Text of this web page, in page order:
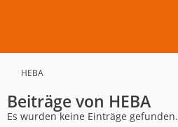
HEBA
Beiträge von HEBA
Es wurden keine Einträge gefunden.